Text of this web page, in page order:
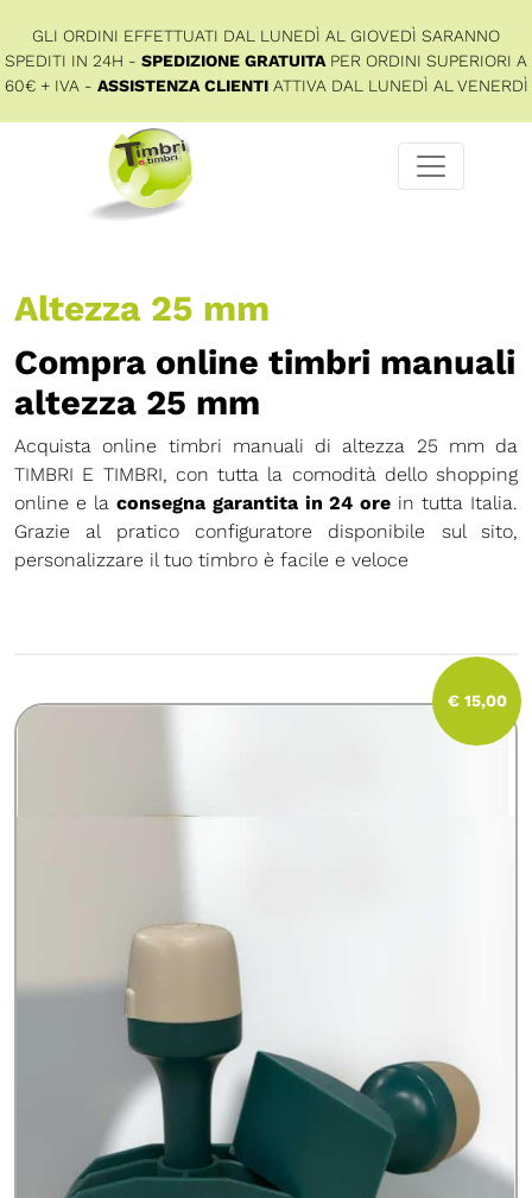
GLI ORDINI EFFETTUATI DAL LUNEDÌ AL GIOVEDÌ SARANNO
SPEDITI IN 24H - SPEDIZIONE GRATUITA PER ORDINI SUPERIORI A
60€ + IVA - ASSISTENZA CLIENTIATTIVA DAL LUNEDÌ AL VENERDÌ
Altezza 25 mm
Compra online timbri manuali
altezza 25 mm
Acquista online timbri manuali di altezza 25 mm da
TIMBRI E TIMBRI, con tutta la comodità dello shopping
online e la consegna garantita in 24 ore in tutta Italia.
Grazie al pratico configuratore disponibile sul sito,
personalizzare il tuo timbro è facile e veloce
€ 15,00